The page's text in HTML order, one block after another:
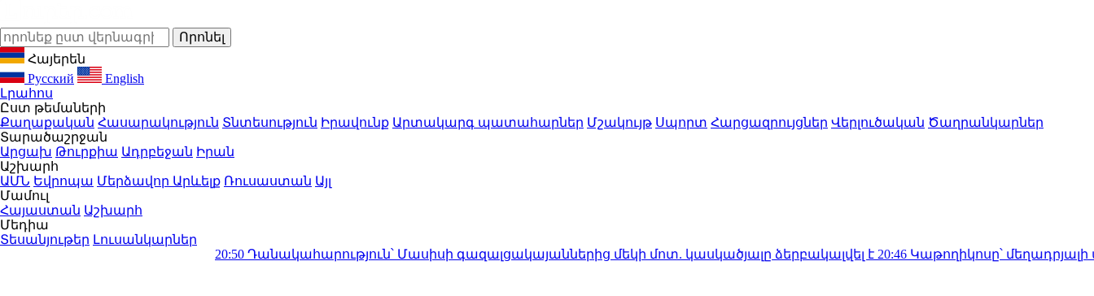
Հայերեն
Русский
English
Լրահոս
Ըստ թեմաների
Քաղաքական Հասարակություն Տնտեսություն Իրավունք Արտակարգ պատահարներ Մշակույթ Սպորտ Հարցազրույցներ Վերլուծական Ծաղրանկարներ
Տարածաշրջան
Արցախ Թուրքիա Ադրբեջան Իրան
Աշխարհ
ԱՄՆ Եվրոպա Մերձավոր Արևելք Ռուսաստան Այլ
Մամուլ
Հայաստան Աշխարհ
Մեդիա
Տեսանյութեր Լուսանկարներ
Դանակահարություն՝ Մասիսի գազալցակայաններից մեկի մոտ. կասկածյալը ձերբակալվել է20:46Կաթողիկոսը՝ մեղադրյալի աթոռին․